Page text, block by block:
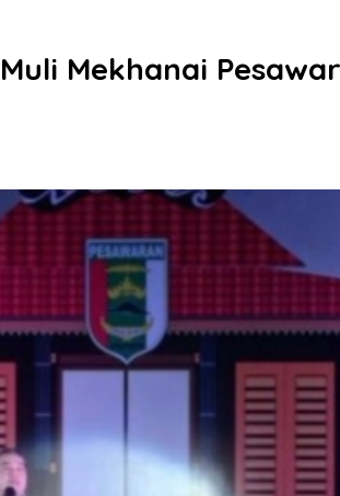
Mekhanai